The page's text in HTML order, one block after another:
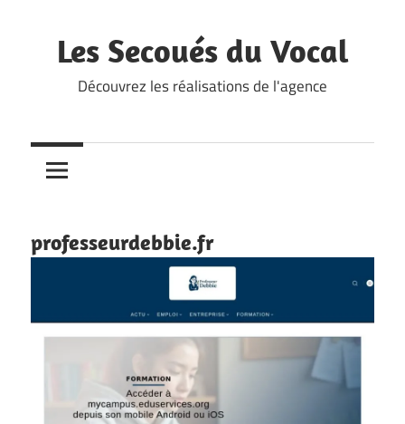
content
Les Secoués du Vocal
Découvrez les réalisations de l'agence
professeurdebbie.fr